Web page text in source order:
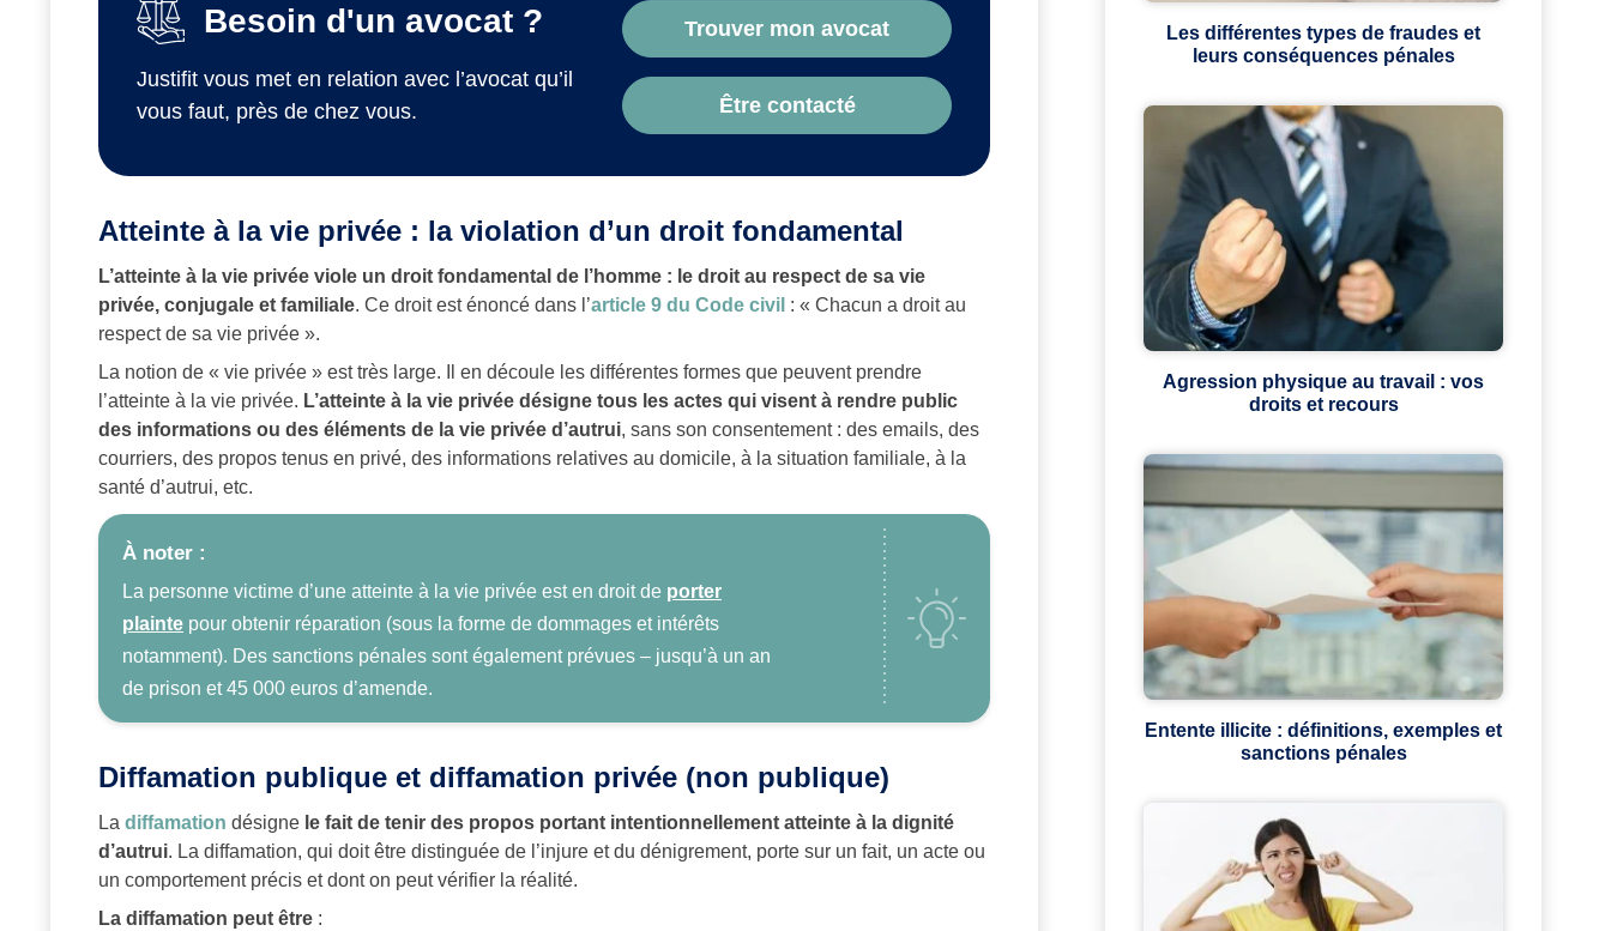
Besoin d'un avocat ?
Justifit vous met en relation avec l’avocat qu’il
vous faut, près de chez vous.
Trouver mon avocat
Être contacté
Atteinte à la vie privée : la violation d’un droit fondamental
L’atteinte à la vie privée viole un droit fondamental de l’homme : le droit au respect de sa vie
privée, conjugale et familiale. Ce droit est énoncé dans l’article 9 du Code civil : « Chacun a droit au
respect de sa vie privée ».
La notion de « vie privée » est très large. Il en découle les différentes formes que peuvent prendre
l’atteinte à la vie privée. L’atteinte à la vie privée désigne tous les actes qui visent à rendre public
des informations ou des éléments de la vie privée d’autrui, sans son consentement : des emails, des
courriers, des propos tenus en privé, des informations relatives au domicile, à la situation familiale, à la
santé d’autrui, etc.
À noter :
La personne victime d’une atteinte à la vie privée est en droit de porter
plainte pour obtenir réparation (sous la forme de dommages et intérêts
notamment). Des sanctions pénales sont également prévues – jusqu’à un an
de prison et 45 000 euros d’amende.
Diffamation publique et diffamation privée (non publique)
La diffamation désigne le fait de tenir des propos portant intentionnellement atteinte à la dignité
d’autrui. La diffamation, qui doit être distinguée de l’injure et du dénigrement, porte sur un fait, un acte ou
un comportement précis et dont on peut vérifier la réalité.
La diffamation peut être :
Les différentes types de fraudes et
leurs conséquences pénales
Agression physique au travail : vos
droits et recours
Entente illicite : définitions, exemples et
sanctions pénales